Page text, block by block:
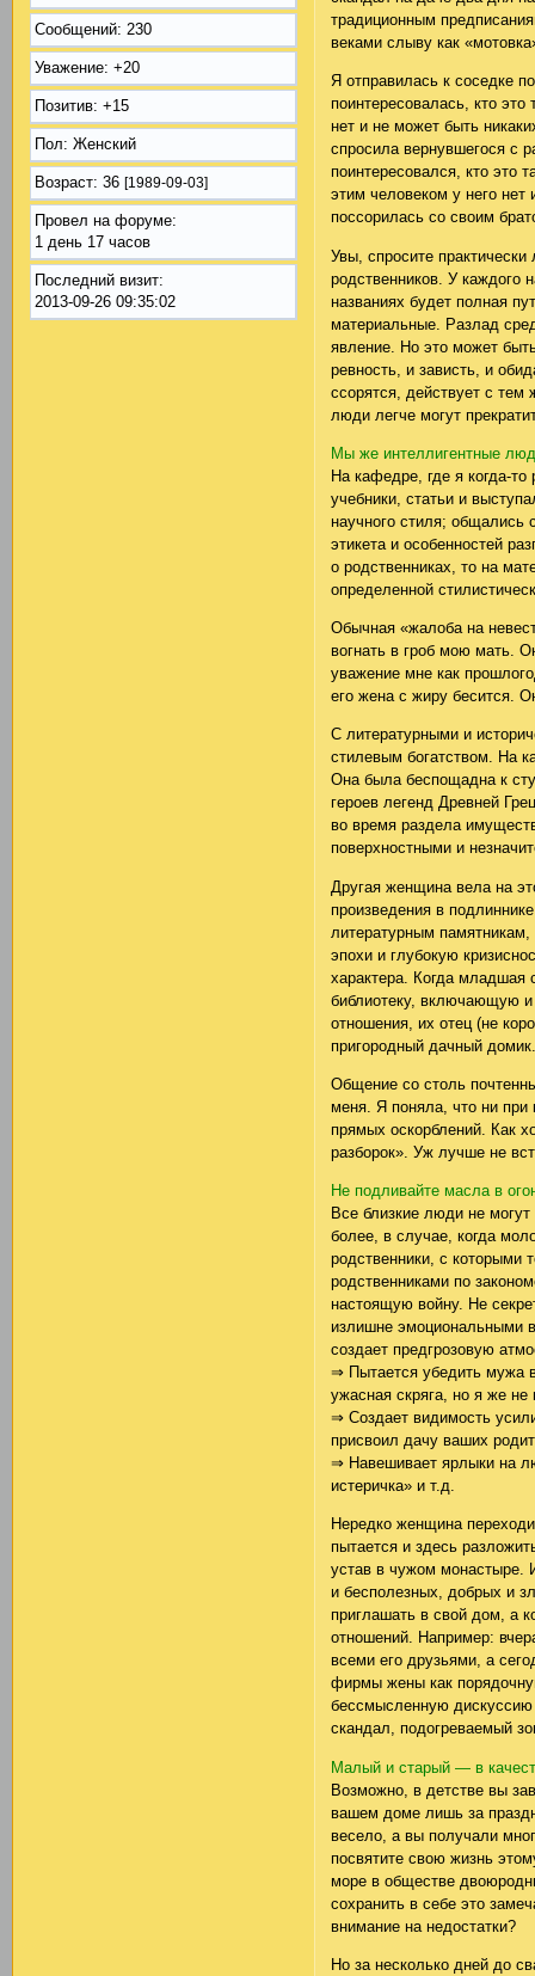
Сообщений: 230
Уважение: +20
Позитив: +15
Пол: Женский
Возраст: 36[1989-09-03]
Провел на форуме:
1 день 17 часов
Последний визит:
2013-09-26 09:35:02
традиционным
веками слыву как
Я отправилась к соседке
поинтересовалась, кто
нет и не может быть
спросила вернувшегося с
поинтересовался, кто это
этим человеком у него нет
поссорилась со своим
Увы, спросите
родственников. У каждого
названиях будет полная
материальные. Разлад
явление. Но это может
ревность, и зависть, и
ссорятся, действует с
люди легче могут
Мы же интеллигентные
На кафедре, где я когда-
учебники, статьи и
научного стиля; общались
этикета и особенностей
о родственниках, то на
определенной
Обычная «жалоба на
вогнать в гроб мою мать.
уважение мне как
его жена с жиру бесится.
С литературными и
стилевым богатством. На
Она была беспощадна к
героев легенд Древней
во время раздела
поверхностными и
Другая женщина вела на
произведения в
литературным
эпохи и глубокую
характера. Когда младшая
библиотеку, включающую и
отношения, их отец (не
пригородный дачный
Общение со столь
меня. Я поняла, что ни при
прямых оскорблений. Как
разборок». Уж лучше не
Не подливайте масла в
Все близкие люди не
более, в случае, когда
родственники, с
родственниками по
настоящую войну. Не
излишне эмоциональными
создает предгрозовую
⇒ Пытается убедить мужа
ужасная скряга, но я же
⇒ Создает видимость
присвоил дачу ваших
⇒ Навешивает ярлыки на
истеричка» и т.д.
Нередко женщина
пытается и здесь
устав в чужом монастыре.
и бесполезных, добрых и
приглашать в свой дом, а
отношений. Например:
всеми его друзьями, а
фирмы жены как
бессмысленную дискуссию
скандал, подогреваемый
Малый и старый — в
Возможно, в детстве вы
вашем доме лишь за
весело, а вы получали
посвятите свою жизнь
море в обществе
сохранить в себе это
внимание на недостатки?
Но за несколько дней до